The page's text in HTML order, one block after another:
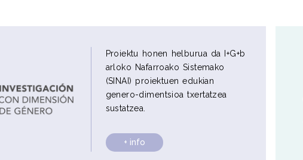
Proiektu honen helburua da I+G+b
arloko Nafarroako Sistemako
(SINAI) proiektuen edukian
genero-dimentsioa txertatzea
sustatzea.
+ info